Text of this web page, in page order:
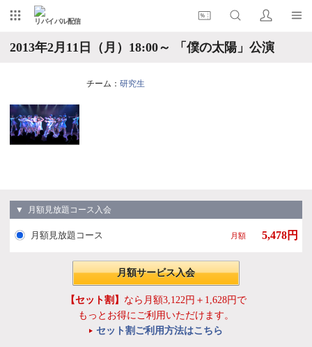
リバイバル配信
2013年2月11日（月）18:00～ 「僕の太陽」公演
チーム： 研究生
▼ 月額見放題コース入会
月額見放題コース 月額 5,478円
月額サービス入会
【セット割】 なら月額3,122円＋1,628円で
もっとお得にご利用いただけます。
セット割ご利用方法はこちら